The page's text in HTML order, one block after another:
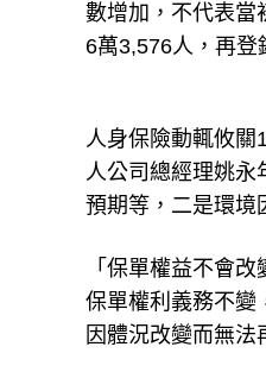
數增加，不代表當
6萬3,576人，再登
人身保險動輒攸關
人公司總經理姚永
預期等，二是環境
「保單權益不會
保單權利義務不變
因體況改變而無法